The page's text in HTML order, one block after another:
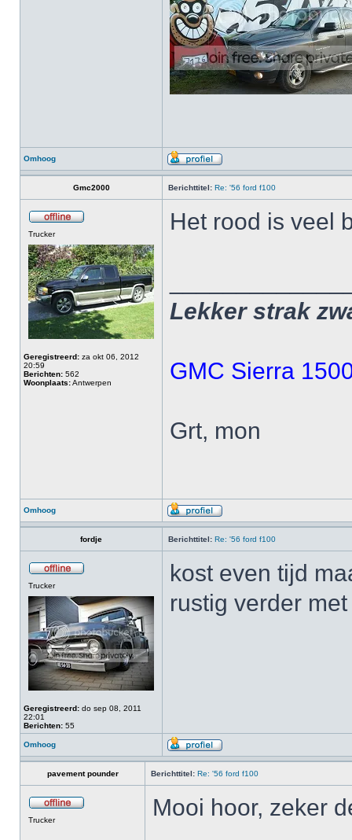
Omhoog
Gmc2000 Berichttitel: Re: '56 ford f100
Trucker
Geregistreerd: za okt 06, 2012
20:59
Berichten: 562
Woonplaats:Antwerpen
Het rood is veel
Lekker strak
GMC Sierra
Grt, mon
Omhoog
fordje Berichttitel: Re: '56 ford f100
Trucker
Geregistreerd: do sep 08, 2011
22:01
Berichten: 55
kost even tijd
rustig verder
Omhoog
pavement pounder Berichttitel: Re: '56 ford f100
Trucker Mooi hoor, zeker